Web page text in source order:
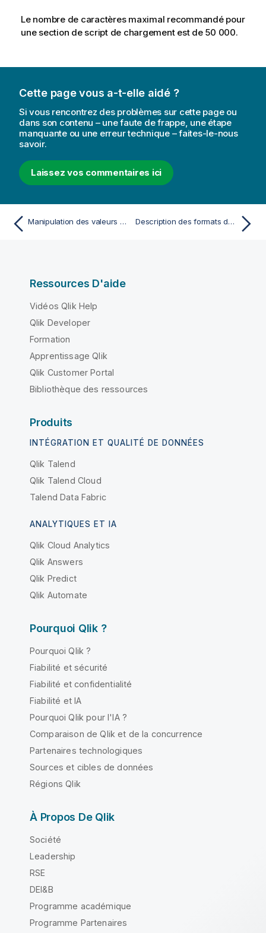
Le nombre de caractères maximal recommandé pour
une section de script de chargementest de 50 000.
Cette page vous a-t-elle aidé ?
Si vous rencontrez des problèmes sur cette page ou
dans son contenu – une faute de frappe, une étape
manquante ou une erreur technique – faites-le-nous
savoir.
Laissez vos commentaires ici
Manipulation des valeurs NULL Description des formats de nombre et d'heure
Ressources D'aide
Vidéos Qlik Help
Qlik Developer
Formation
Apprentissage Qlik
Qlik Customer Portal
Bibliothèque des ressources
Produits
INTÉGRATION ET QUALITÉ DE DONNÉES
Qlik Talend
Qlik Talend Cloud
Talend Data Fabric
ANALYTIQUES ET IA
Qlik Cloud Analytics
Qlik Answers
Qlik Predict
Qlik Automate
Pourquoi Qlik ?
Pourquoi Qlik ?
Fiabilité et sécurité
Fiabilité et confidentialité
Fiabilité et IA
Pourquoi Qlik pour l'IA ?
Comparaison de Qlik et de la concurrence
Partenaires technologiques
Sources et cibles de données
Régions Qlik
À Propos De Qlik
Société
Leadership
RSE
DEI&B
Programme académique
Programme Partenaires